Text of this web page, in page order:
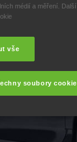
médií a měření.
vše
soubory cookie